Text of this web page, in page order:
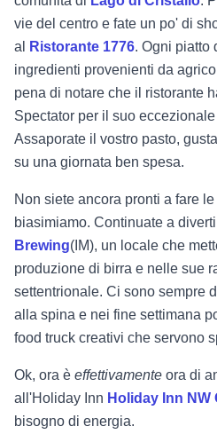
vie del centro e fate un po' di
al
Ristorante 1776. Ogni piatto
ingredienti provenienti da
pena di notare che il ristorante
Spectator per il suo
Assaporate il vostro pasto,
su una giornata ben spesa.
Non siete ancora pronti a fare
biasimiamo. Continuate a
Brewing(IM), un locale che
produzione di birra e nelle sue
settentrionale. Ci sono sempre
alla spina e nei fine settimana
food truck creativi che servono
Ok, ora è effettivamente ora di
all'Holiday Inn Holiday Inn NW
bisogno di energia.